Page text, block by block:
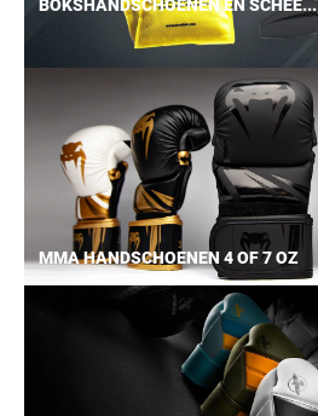
BOKSHANDSCHOENEN EN SCHEE...
MMA HANDSCHOENEN 4 OF 7 OZ